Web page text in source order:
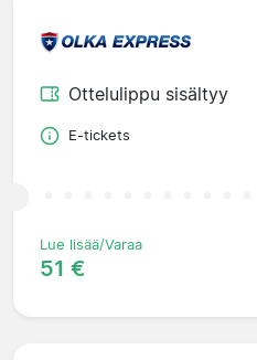
Ottelulippu sisältyy
E-tickets
Lue lisää/Varaa
51 €